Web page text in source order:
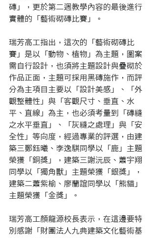
磚」，更於第二週教學內容的最後進行
實體的「藝術砌磚比賽」。
瑞芳高工指出，這次的「藝術砌磚比
賽」是以「動物、植物」為主題，圖案
需自行設計，也須將主題設計與疊砌於
作品正面，主題可採用黑磚施作，而評
分為主項目主要以「設計美感」、「外
觀整體性」與「客觀尺寸、垂直、水
平、直線」為主，也必須考量到「磚縫
之水平垂直」、「灰縫之處理」與「安
全性」等向度，經過專業的評選，由建
築三鄭鈺曦、李逸騏同學以「鹿」主題
榮獲「銅獎」，建築三謝沅辰、蕭宇翔
同學以「獨角獸」主題榮獲「銀獎」，
建築二蕭紫榆、廖蘭誼同學以「熊貓」
主題榮獲「金獎」。
瑞芳高工顏龍源校長表示，在這邊要特
別感謝「財團法人九典建築文化藝術基